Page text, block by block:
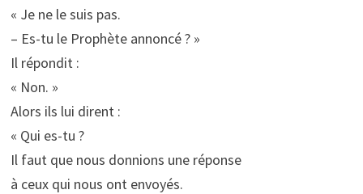
« Je ne le suis pas.
– Es-tu le Prophète annoncé ? »
Il répondit :
« Non. »
Alors ils lui dirent :
« Qui es-tu ?
Il faut que nous donnions une réponse
à ceux qui nous ont envoyés.